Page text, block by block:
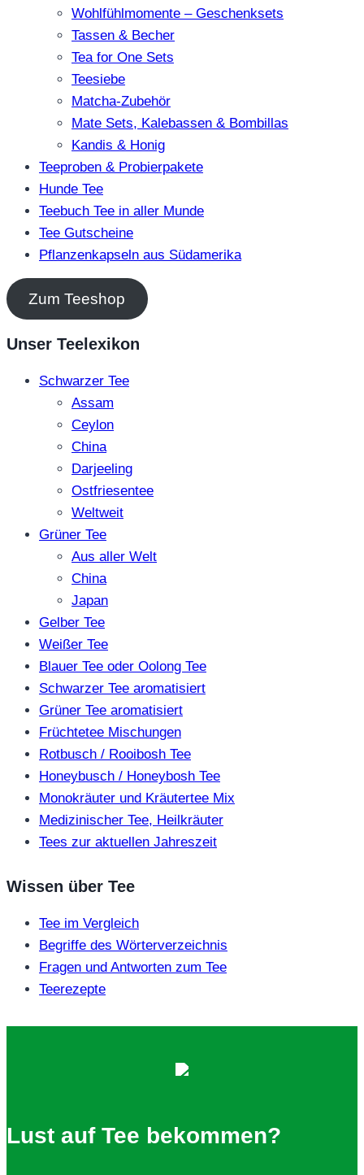
Wohlfühlmomente – Geschenksets
Tassen & Becher
Tea for One Sets
Teesiebe
Matcha-Zubehör
Mate Sets, Kalebassen & Bombillas
Kandis & Honig
Teeproben & Probierpakete
Hunde Tee
Teebuch Tee in aller Munde
Tee Gutscheine
Pflanzenkapseln aus Südamerika
Zum Teeshop
Unser Teelexikon
Schwarzer Tee
Assam
Ceylon
China
Darjeeling
Ostfriesentee
Weltweit
Grüner Tee
Aus aller Welt
China
Japan
Gelber Tee
Weißer Tee
Blauer Tee oder Oolong Tee
Schwarzer Tee aromatisiert
Grüner Tee aromatisiert
Früchtetee Mischungen
Rotbusch / Rooibosh Tee
Honeybusch / Honeybosh Tee
Monokräuter und Kräutertee Mix
Medizinischer Tee, Heilkräuter
Tees zur aktuellen Jahreszeit
Wissen über Tee
Tee im Vergleich
Begriffe des Wörterverzeichnis
Fragen und Antworten zum Tee
Teerezepte
Lust auf Tee bekommen?